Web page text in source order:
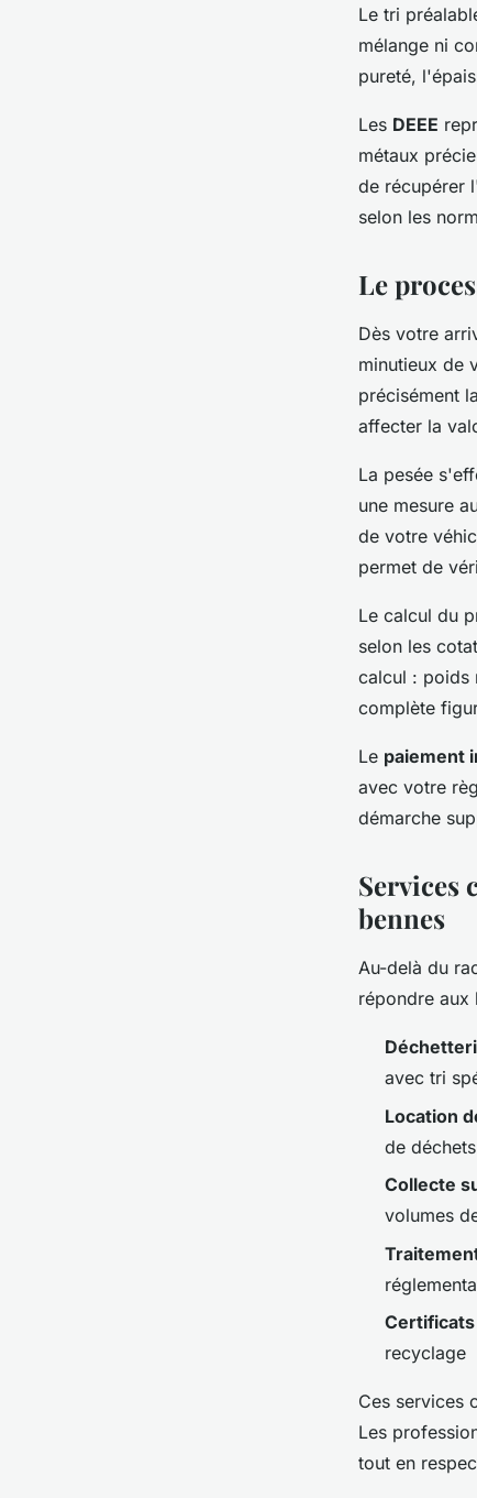
Le tri
mélange ni
pureté,
Les DEEE
métaux
de récupérer
selon les
Le
Dès votre
minutieux de
précisément
affecter la
La pesée
une mesure
de votre
permet de
Le calcul du
selon les
calcul : poids
complète
Le paiement
avec votre
démarche
Services
bennes
Au-delà du
répondre aux
avec tri
Location
de déchets
Collecte
volumes
recyclage
Ces services
Les
tout en